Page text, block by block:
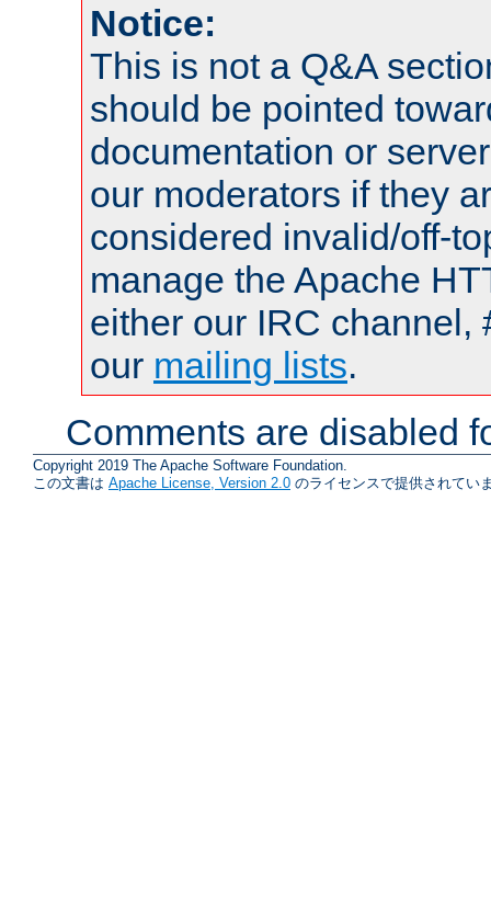
Notice:
This is not a Q&A
should be pointed
documentation or
our moderators if they
considered invalid/off-
manage the Apache
either our IRC channel,
our mailing lists.
Comments are disabled
Copyright 2019 The Apache Software Foundation.
この文書は Apache License, Version 2.0 のライセンスで提供されてい